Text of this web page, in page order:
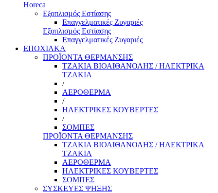
Horeca
Εξοπλισμός Εστίασης
Επαγγελματικές Ζυγαριές
Εξοπλισμός Εστίασης
Επαγγελματικές Ζυγαριές
ΕΠΟΧΙΑΚΑ
ΠΡΟΪΟΝΤΑ ΘΕΡΜΑΝΣΗΣ
ΤΖΑΚΙΑ ΒΙΟΑΙΘΑΝΟΛΗΣ / ΗΛΕΚΤΡΙΚΑ
ΤΖΑΚΙΑ
/
ΑΕΡΟΘΕΡΜΑ
/
ΗΛΕΚΤΡΙΚΕΣ ΚΟΥΒΕΡΤΕΣ
/
ΣΟΜΠΕΣ
ΠΡΟΪΟΝΤΑ ΘΕΡΜΑΝΣΗΣ
ΤΖΑΚΙΑ ΒΙΟΑΙΘΑΝΟΛΗΣ / ΗΛΕΚΤΡΙΚΑ
ΤΖΑΚΙΑ
ΑΕΡΟΘΕΡΜΑ
ΗΛΕΚΤΡΙΚΕΣ ΚΟΥΒΕΡΤΕΣ
ΣΟΜΠΕΣ
ΣΥΣΚΕΥΕΣ ΨΗΞΗΣ